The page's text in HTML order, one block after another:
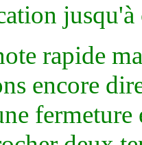
jusqu'à
rapide
encore